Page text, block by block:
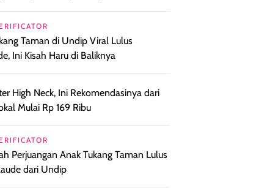
Taman di Undip Viral Lulus
Ini Kisah Haru di Baliknya
High Neck, Ini Rekomendasinya dari
Mulai Rp 169 Ribu
Perjuangan Anak Tukang Taman Lulus
dari Undip